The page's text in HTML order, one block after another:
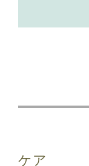
ケア